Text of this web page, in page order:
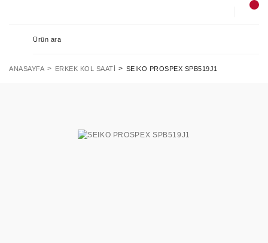
ANASAYFA ERKEK KOL SAATI SEIKO PROSPEX SPB519J1